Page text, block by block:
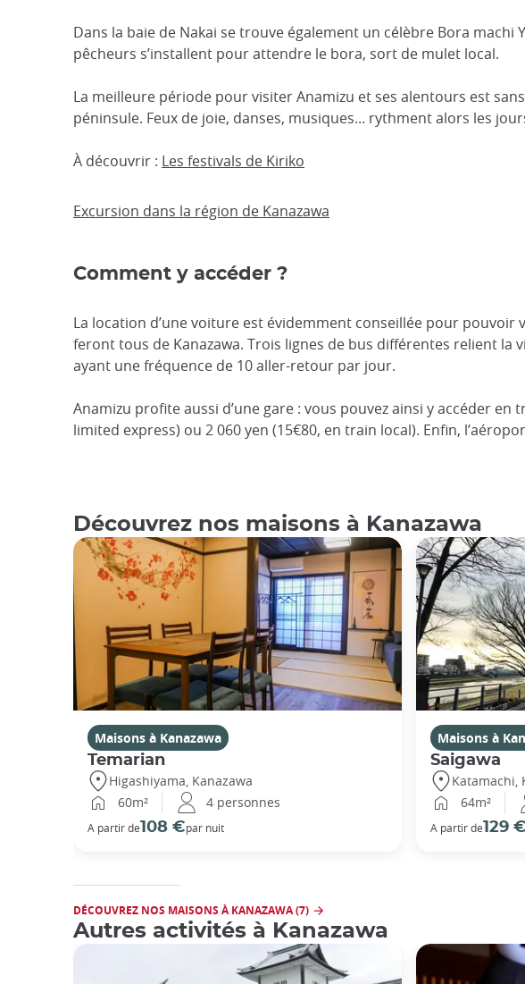
Dans la baie de Nakai se trouve également un célèbre Bora
pêcheurs s’installent pour attendre le bora, sort de mulet local.
La meilleure période pour visiter Anamizu et ses alentours est
péninsule. Feux de joie, danses, musiques... rythment alors les
À découvrir : Les festivals de Kiriko
Excursion dans la région de Kanazawa
Comment y accéder ?
La location d’une voiture est évidemment conseillée pour
feront tous de Kanazawa. Trois lignes de bus différentes relient la
ayant une fréquence de 10 aller-retour par jour.
Anamizu profite aussi d’une gare : vous pouvez ainsi y accéder
limited express) ou 2 060 yen (15€80, en train local). Enfin,
Découvrez nos maisons à Kanazawa
Maisons à Kanazawa
Temarian
Higashiyama, Kanazawa
60m²
4 personnes
A partir de108 €par nuit
Maisons à
Saigawa
Katamachi,
64m²
A partir de129 €
DÉCOUVREZ NOS MAISONS À KANAZAWA (7)
Autres activités à Kanazawa